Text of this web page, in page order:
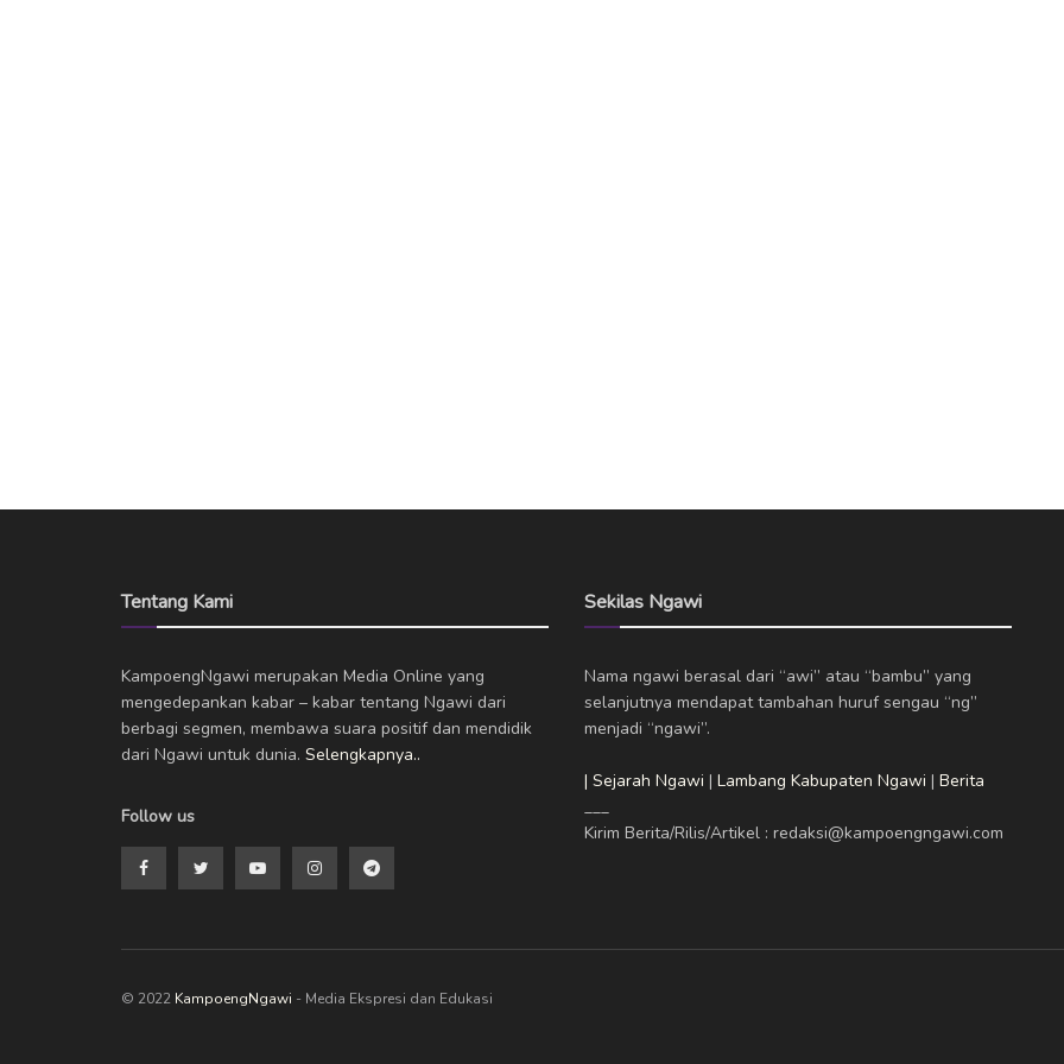
Tentang Kami
KampoengNgawi merupakan Media Online yang
mengedepankan kabar – kabar tentang Ngawi dari
berbagi segmen, membawa suara positif dan mendidik
dari Ngawi untuk dunia. Selengkapnya..
Follow us
Sekilas Ngawi
Nama ngawi berasal dari “awi” atau “bambu” yang
selanjutnya mendapat tambahan huruf sengau “ng”
menjadi “ngawi”.
| Sejarah Ngawi | Lambang Kabupaten Ngawi | Berita
___
Kirim Berita/Rilis/Artikel : redaksi@kampoengngawi.com
© 2022 KampoengNgawi - Media Ekspresi dan Edukasi